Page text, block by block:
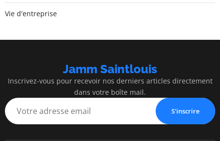
Vie d'entreprise
Jamm Saintlouis
Inscrivez-vous pour recevoir nos derniers articles directement
dans votre boîte mail.
S'inscrire